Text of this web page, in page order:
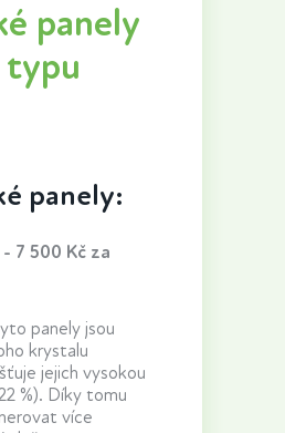
panely
typu
panely:
7 500 Kč za
panely jsou
krystalu
jejich vysokou
%). Díky tomu
více